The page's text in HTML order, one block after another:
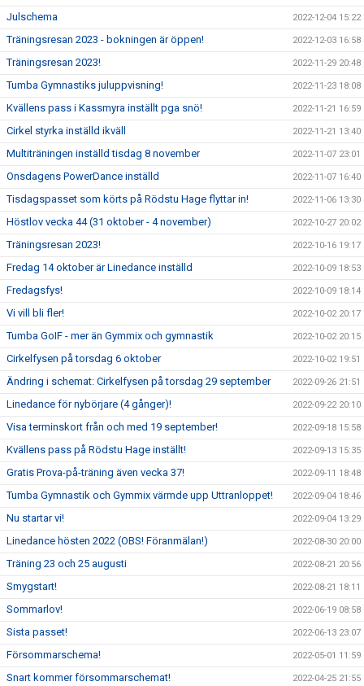
Julschema 2022-12-04 15:22
Träningsresan 2023 - bokningen är öppen! 2022-12-03 16:58
Träningsresan 2023! 2022-11-29 20:48
Tumba Gymnastiks juluppvisning! 2022-11-23 18:08
Kvällens pass i Kassmyra inställt pga snö! 2022-11-21 16:59
Cirkel styrka inställd ikväll 2022-11-21 13:40
Multiträningen inställd tisdag 8 november 2022-11-07 23:01
Onsdagens PowerDance inställd 2022-11-07 16:40
Tisdagspasset som körts på Rödstu Hage flyttar in! 2022-11-06 13:30
Höstlov vecka 44 (31 oktober - 4 november) 2022-10-27 20:02
Träningsresan 2023! 2022-10-16 19:17
Fredag 14 oktober är Linedance inställd 2022-10-09 18:53
Fredagsfys! 2022-10-09 18:14
Vi vill bli fler! 2022-10-02 20:17
Tumba GoIF - mer än Gymmix och gymnastik 2022-10-02 20:15
Cirkelfysen på torsdag 6 oktober 2022-10-02 19:51
Ändring i schemat: Cirkelfysen på torsdag 29 september 2022-09-26 21:51
Linedance för nybörjare (4 gånger)! 2022-09-22 20:10
Visa terminskort från och med 19 september! 2022-09-18 15:58
Kvällens pass på Rödstu Hage inställt! 2022-09-13 15:35
Gratis Prova-på-träning även vecka 37! 2022-09-11 18:48
Tumba Gymnastik och Gymmix värmde upp Uttranloppet! 2022-09-04 18:46
Nu startar vi! 2022-09-04 13:29
Linedance hösten 2022 (OBS! Föranmälan!) 2022-08-30 20:00
Träning 23 och 25 augusti 2022-08-21 20:56
Smygstart! 2022-08-21 18:11
Sommarlov! 2022-06-19 08:58
Sista passet! 2022-06-13 23:07
Försommarschema! 2022-05-01 11:59
Snart kommer försommarschemat! 2022-04-25 21:55